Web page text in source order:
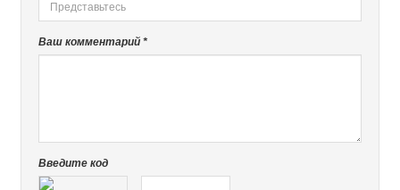
Ваш комментарий *
Введите код